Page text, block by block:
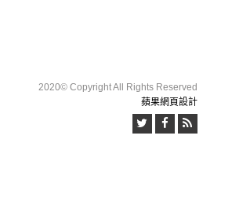
2020© Copyright All Rights Reserved
蘋果網頁設計